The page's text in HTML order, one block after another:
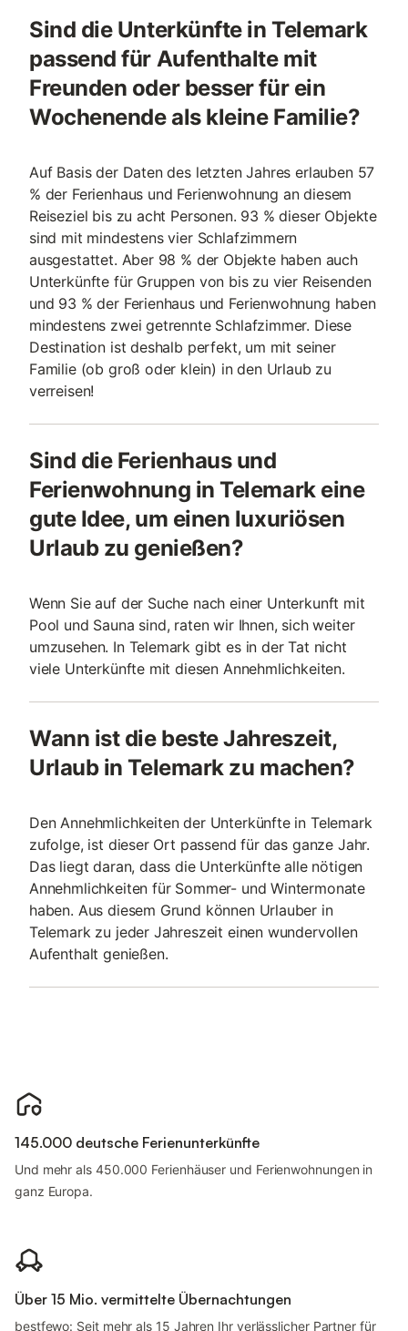
Sind die Unterkünfte in Telemark
passend für Aufenthalte mit
Freunden oder besser für ein
Wochenende als kleine Familie?
Auf Basis der Daten des letzten Jahres erlauben 57
% der Ferienhaus und Ferienwohnung an diesem
Reiseziel bis zu acht Personen. 93 % dieser Objekte
sind mit mindestens vier Schlafzimmern
ausgestattet. Aber 98 % der Objekte haben auch
Unterkünfte für Gruppen von bis zu vier Reisenden
und 93 % der Ferienhaus und Ferienwohnung haben
mindestens zwei getrennte Schlafzimmer. Diese
Destination ist deshalb perfekt, um mit seiner
Familie (ob groß oder klein) in den Urlaub zu
verreisen!
Sind die Ferienhaus und
Ferienwohnung in Telemark eine
gute Idee, um einen luxuriösen
Urlaub zu genießen?
Wenn Sie auf der Suche nach einer Unterkunft mit
Pool und Sauna sind, raten wir Ihnen, sich weiter
umzusehen. In Telemark gibt es in der Tat nicht
viele Unterkünfte mit diesen Annehmlichkeiten.
Wann ist die beste Jahreszeit,
Urlaub in Telemark zu machen?
Den Annehmlichkeiten der Unterkünfte in Telemark
zufolge, ist dieser Ort passend für das ganze Jahr.
Das liegt daran, dass die Unterkünfte alle nötigen
Annehmlichkeiten für Sommer- und Wintermonate
haben. Aus diesem Grund können Urlauber in
Telemark zu jeder Jahreszeit einen wundervollen
Aufenthalt genießen.
145.000 deutsche Ferienunterkünfte
Und mehr als 450.000 Ferienhäuser und Ferienwohnungen in
ganz Europa.
Über 15 Mio. vermittelte Übernachtungen
bestfewo: Seit mehr als 15 Jahren Ihr verlässlicher Partner für